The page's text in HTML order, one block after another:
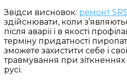
Звідси висновок: ремонт
здійснювати, коли
після аварії і в якості
терміну придатності
зможете захистити себе і
травмування при
русі.